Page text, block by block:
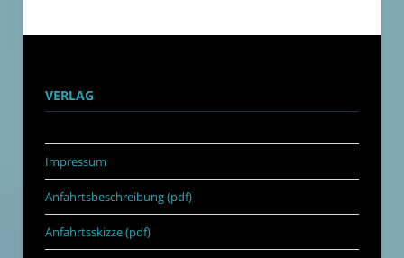
VERLAG
Impressum
Anfahrtsbeschreibung (pdf)
Anfahrtsskizze (pdf)